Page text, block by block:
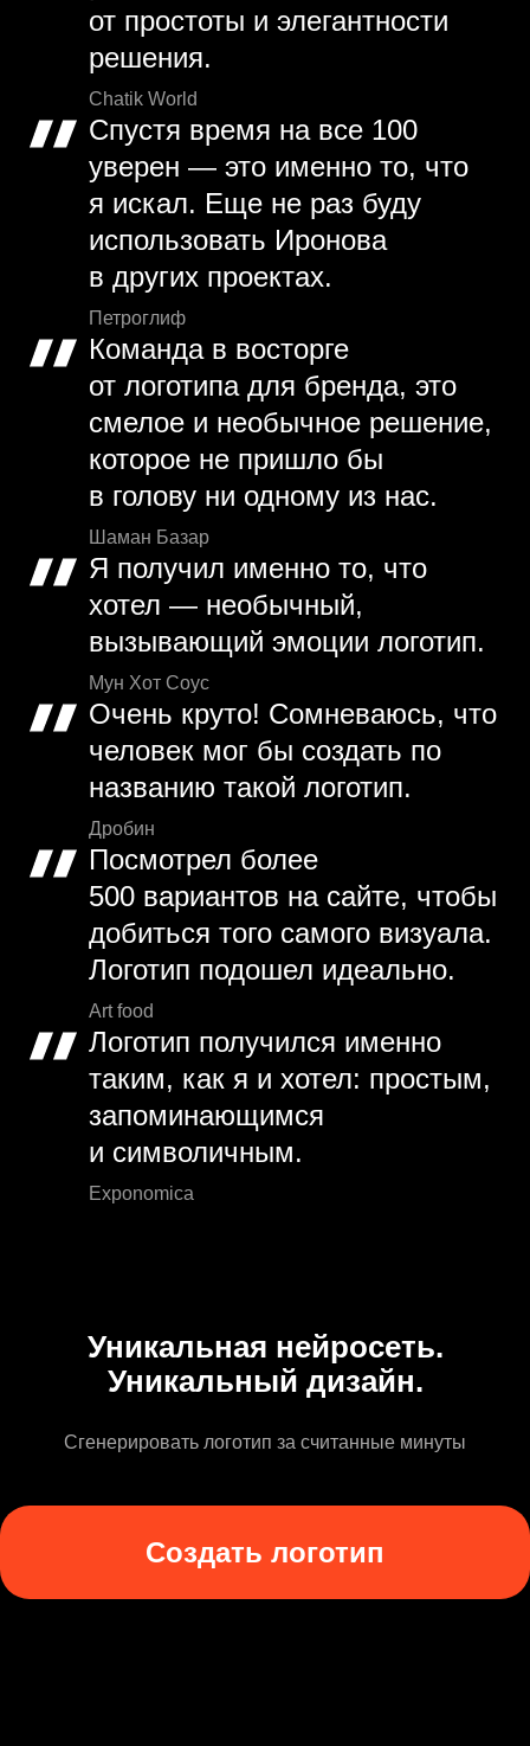
от простоты и элегантности
решения.
Chatik World
Спустя время на все 100
уверен — это именно то, что
я искал. Еще не раз буду
использовать Иронова
в других проектах.
Петроглиф
Команда в восторге
от логотипа для бренда, это
смелое и необычное решение,
которое не пришло бы
в голову ни одному из нас.
Шаман Базар
Я получил именно то, что
хотел — необычный,
вызывающий эмоции логотип.
Мун Хот Соус
Очень круто! Сомневаюсь, что
человек мог бы создать по
названию такой логотип.
Дробин
Посмотрел более
500 вариантов на сайте, чтобы
добиться того самого визуала.
Логотип подошел идеально.
Art food
Логотип получился именно
таким, как я и хотел: простым,
запоминающимся
и символичным.
Exponomica
Уникальная нейросеть.
Уникальный дизайн.
Сгенерировать логотип за считанные минуты
Создать логотип